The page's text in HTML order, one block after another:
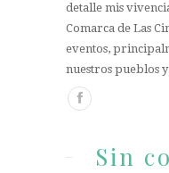
detalle mis
Comarca de Las
eventos,
nuestros pueblos
Sin